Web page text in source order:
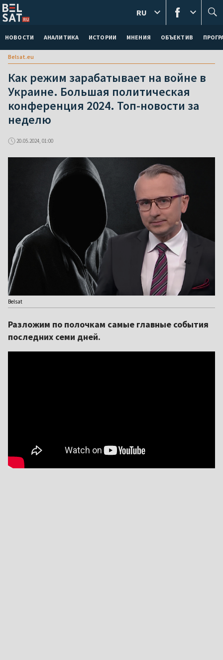
НОВОСТИ АНАЛИТИКА ИСТОРИИ МНЕНИЯ ОБЪЕКТИВ
RU
Belsat.eu
Как режим зарабатывает на войне в
Украине. Большая политическая
конференция 2024. Топ-новости за
неделю
20.05.2024, 01:00
Belsat
Разложим по полочкам самые главные события
последних семи дней.